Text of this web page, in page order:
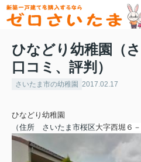
ひなどり幼稚園（
口コミ、評判）
さいたま市の幼稚園 2017.02.17
ひなどり幼稚園
（住所 さいたま市桜区大字西堀６